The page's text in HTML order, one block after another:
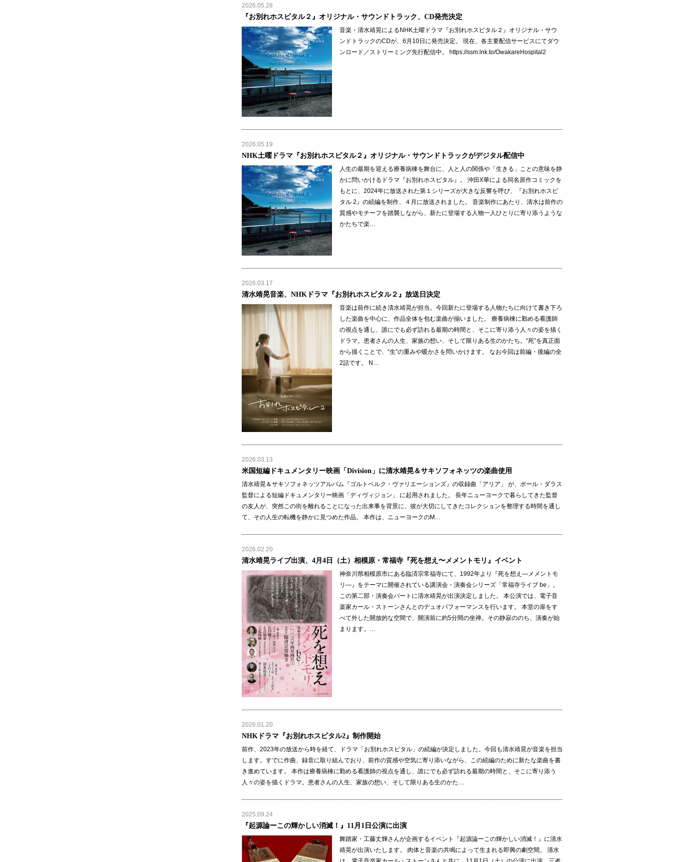
2026.05.28
『お別れホスピタル２』オリジナル・サウンドトラック、CD発売決定
音楽・清水靖晃によるNHK土曜ドラマ『お別れホスピタル２』オリジナル・サウ
ンドトラックのCDが、6月10日に発売決定。 現在、各主要配信サービスにてダウ
ンロード／ストリーミング先行配信中。 https://ssm.lnk.to/OwakareHospital2
2026.05.19
NHK土曜ドラマ『お別れホスピタル２』オリジナル・サウンドトラックがデジタル配信中
人生の最期を迎える療養病棟を舞台に、人と人の関係や「生きる」ことの意味を静
かに問いかけるドラマ『お別れホスピタル』。 沖田X華による同名原作コミックを
もとに、2024年に放送された第１シリーズが大きな反響を呼び、『お別れホスピ
タル 2』の続編を制作、４月に放送されました。 音楽制作にあたり、清水は前作の
質感やモチーフを踏襲しながら、新たに登場する人物一人ひとりに寄り添うような
かたちで楽…
2026.03.17
清水靖晃音楽、NHKドラマ『お別れホスピタル２』放送日決定
音楽は前作に続き清水靖晃が担当。今回新たに登場する人物たちに向けて書き下ろ
した楽曲を中心に、作品全体を包む楽曲が揃いました。 療養病棟に勤める看護師
の視点を通し、誰にでも必ず訪れる最期の時間と、そこに寄り添う人々の姿を描く
ドラマ。患者さんの人生、家族の想い、そして限りある生のかたち。“死”を真正面
から描くことで、“生”の重みや暖かさを問いかけます。 なお今回は前編・後編の全
2話です。 N…
2026.03.13
米国短編ドキュメンタリー映画「Division」に清水靖晃＆サキソフォネッツの楽曲使用
清水靖晃＆サキソフォネッツアルバム『ゴルトベルク・ヴァリエーションズ』の収録曲「アリア」 が、ポール・ダラス
監督による短編ドキュメンタリー映画「ディヴィジョン」 に起用されました。 長年ニューヨークで暮らしてきた監督
の友人が、突然この街を離れることになった出来事を背景に、彼が大切にしてきたコレクションを整理する時間を通し
て、その人生の転機を静かに見つめた作品。 本作は、ニューヨークのM…
2026.02.20
清水靖晃ライブ出演、4月4日（土）相模原・常福寺『死を想え〜メメントモリ』イベント
神奈川県相模原市にある臨済宗常福寺にて、1992年より『死を想え―メメントモ
リ―』をテーマに開催されている講演会・演奏会シリーズ「常福寺ライブ be」。
この第二部・演奏会パートに清水靖晃が出演決定しました。 本公演では、電子音
楽家カール・ストーンさんとのデュオパフォーマンスを行います。 本堂の扉をす
べて外した開放的な空間で、開演前に約5分間の坐禅。その静寂ののち、演奏が始
まります。…
2026.01.20
NHKドラマ『お別れホスピタル2』制作開始
前作、2023年の放送から時を経て、ドラマ「お別れホスピタル」の続編が決定しました。今回も清水靖晃が音楽を担当
します。すでに作曲、録音に取り組んでおり、前作の質感や空気に寄り添いながら、この続編のために新たな楽曲を書
き進めています。 本作は療養病棟に勤める看護師の視点を通し、誰にでも必ず訪れる最期の時間と、そこに寄り添う
人々の姿を描くドラマ。患者さんの人生、家族の想い、そして限りある生のかた…
2025.09.24
『起源論ーこの輝かしい消滅！』11月1日公演に出演
舞踏家・工藤丈輝さんが企画するイベント『起源論ーこの輝かしい消滅！』に清水
靖晃が出演いたします。 肉体と音楽の共鳴によって生まれる即興の劇空間。 清水